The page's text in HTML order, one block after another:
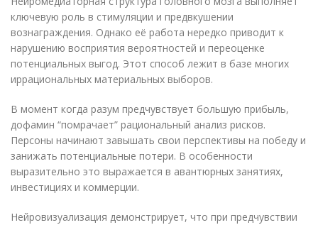
ключевую роль в стимуляции и предвкушении
вознаграждения. Однако её работа нередко приводит к
нарушению восприятия вероятностей и переоценке
потенциальных выгод. Этот способ лежит в базе многих
иррациональных материальных выборов.
В момент когда разум предчувствует большую прибыль,
дофамин “помрачает” рациональный анализ рисков.
Персоны начинают завышать свои перспективы на победу и
занижать потенциальные потери. В особенности
выразительно это выражается в авантюрных занятиях,
инвестициях и коммерции.
Нейровизуализация демонстрирует, что при предчувствии